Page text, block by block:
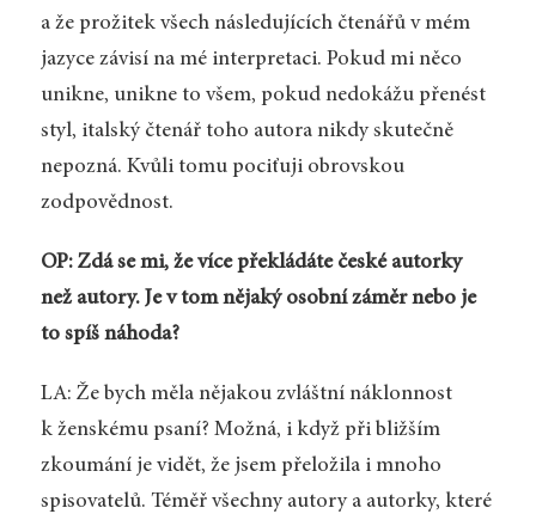
a že prožitek všech následujících čtenářů v mém
jazyce závisí na mé interpretaci. Pokud mi něco
unikne, unikne to všem, pokud nedokážu přenést
styl, italský čtenář toho autora nikdy skutečně
nepozná. Kvůli tomu pociťuji obrovskou
zodpovědnost.
OP: Zdá se mi, že více překládáte české autorky
než autory. Je v tom nějaký osobní záměr nebo je
to spíš náhoda?
LA: Že bych měla nějakou zvláštní náklonnost
k ženskému psaní? Možná, i když při bližším
zkoumání je vidět, že jsem přeložila i mnoho
spisovatelů. Téměř všechny autory a autorky, které